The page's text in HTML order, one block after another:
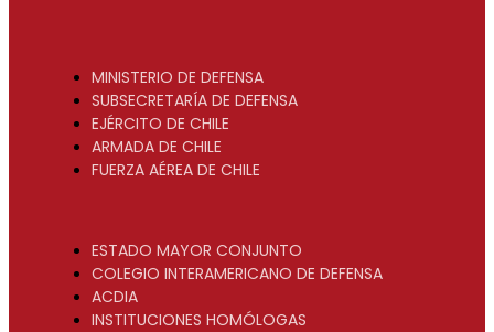
MINISTERIO DE DEFENSA
SUBSECRETARÍA DE DEFENSA
EJÉRCITO DE CHILE
ARMADA DE CHILE
FUERZA AÉREA DE CHILE
ESTADO MAYOR CONJUNTO
COLEGIO INTERAMERICANO DE DEFENSA
ACDIA
INSTITUCIONES HOMÓLOGAS